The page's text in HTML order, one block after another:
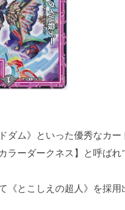
ダム》といった優秀なカ
ラーダークネス】と呼ばれ
《とこしえの超人》を採用